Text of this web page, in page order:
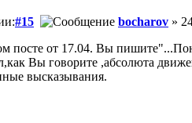
#15 bocharov »
посте от 17.04. Вы
Вы говорите ,абсолюта
высказывания.